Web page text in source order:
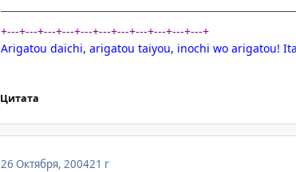
+---+---+---+---+---+---+---+---+---+---+---+
Arigatou daichi, arigatou taiyou, inochi wo arigatou!
Цитата
26 Октября, 200421 г